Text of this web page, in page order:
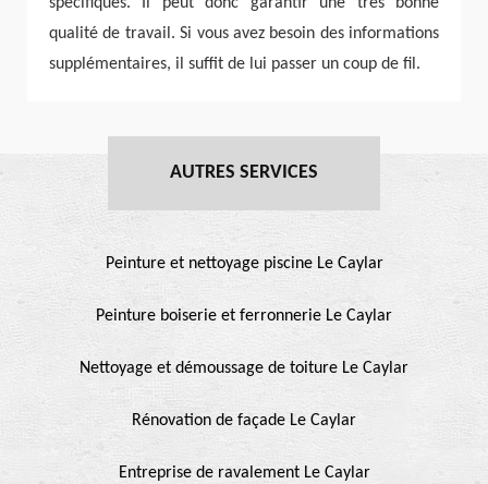
qualité de travail. Si vous avez besoin des informations
supplémentaires, il suffit de lui passer un coup de fil.
AUTRES SERVICES
Peinture et nettoyage piscine Le Caylar
Peinture boiserie et ferronnerie Le Caylar
Nettoyage et démoussage de toiture Le Caylar
Rénovation de façade Le Caylar
Entreprise de ravalement Le Caylar